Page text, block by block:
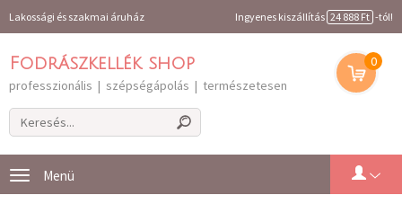
Lakossági és szakmai áruház Ingyenes kiszállítás 24 888 Ft -tól!
Fodrászkellék shop
professzionális | szépségápolás | természetesen
0
Toggle
navigation